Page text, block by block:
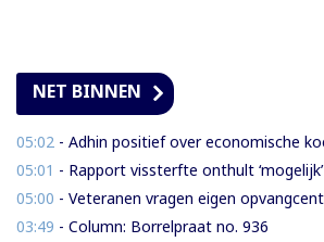
NET BINNEN
05:02 - Adhin positief over economische koers regering, maar wil
05:01 - Rapport vissterfte onthult ‘mogelijk’ grotere schade voor
05:00 - Veteranen vragen eigen opvangcentrum en structurele steun: ‘Vandaag
03:49 - Column: Borrelpraat no. 936